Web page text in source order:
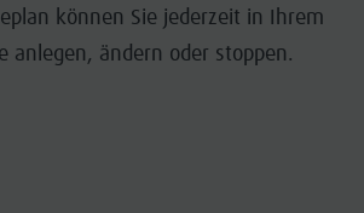
können Sie jederzeit in Ihrem
anlegen, ändern oder stoppen.